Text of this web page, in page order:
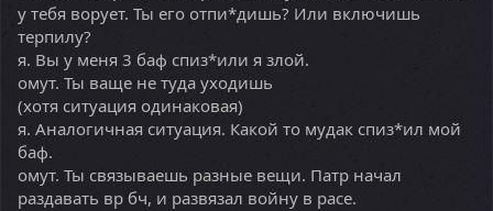
у тебя ворует. Ты его отпи*дишь? Или включишь
терпилу?
я. Вы у меня 3 баф спиз*или я злой.
омут. Ты ваще не туда уходишь
(хотя ситуация одинаковая)
я. Аналогичная ситуация. Какой то мудак спиз*ил мой
баф.
омут. Ты связываешь разные вещи. Патр начал
раздавать вр бч, и развязал войну в расе.